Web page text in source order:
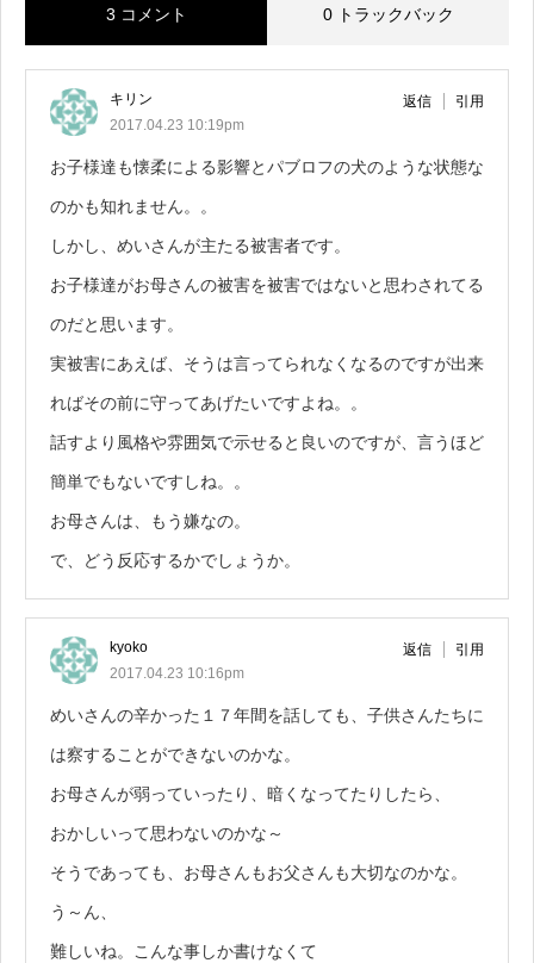
3 コメント 0 トラックバック
キリン
2017.04.23 10:19pm
返信 引用
お子様達も懐柔による影響とパブロフの犬のような状態な
のかも知れません。。
しかし、めいさんが主たる被害者です。
お子様達がお母さんの被害を被害ではないと思わされてる
のだと思います。
実被害にあえば、そうは言ってられなくなるのですが出来
ればその前に守ってあげたいですよね。。
話すより風格や雰囲気で示せると良いのですが、言うほど
簡単でもないですしね。。
お母さんは、もう嫌なの。
で、どう反応するかでしょうか。
kyoko
2017.04.23 10:16pm
返信 引用
めいさんの辛かった１７年間を話しても、子供さんたちに
は察することができないのかな。
お母さんが弱っていったり、暗くなってたりしたら、
おかしいって思わないのかな～
そうであっても、お母さんもお父さんも大切なのかな。
う～ん、
難しいね。こんな事しか書けなくて